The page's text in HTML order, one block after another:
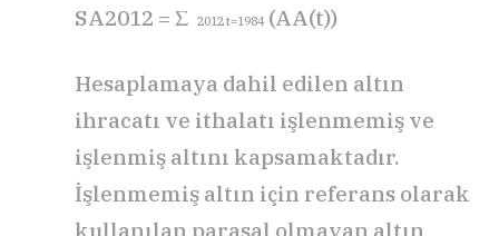
SA2012 = Σ 2012 t=1984 (AA(t))
Hesaplamaya dahil edilen altın
ihracatı ve ithalatı işlenmemiş ve
işlenmiş altını kapsamaktadır.
İşlenmemiş altın için referans olarak